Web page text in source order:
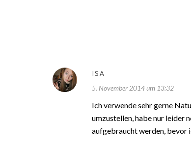
ISA
5. November 2014 um 13:32
Ich verwende sehr gerne
umzustellen, habe nur leider
aufgebraucht werden, bevor